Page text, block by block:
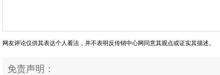
网友评论仅供其表达个人看法，并不表明反传销中心网同意其观点或证实其描述。
免责声明：